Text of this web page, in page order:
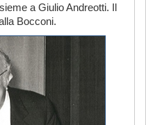
a Giulio Andreotti. Il
Bocconi.